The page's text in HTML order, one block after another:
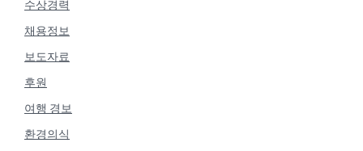
수상경력
채용정보
보도자료
후원
여행 경보
환경의식